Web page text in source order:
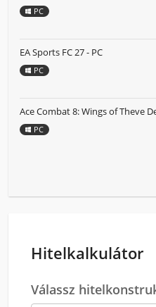
PC
EA Sports FC 27 - PC
PC
Ace Combat 8: Wings of Theve
PC
Hitelkalkulátor
Válassz